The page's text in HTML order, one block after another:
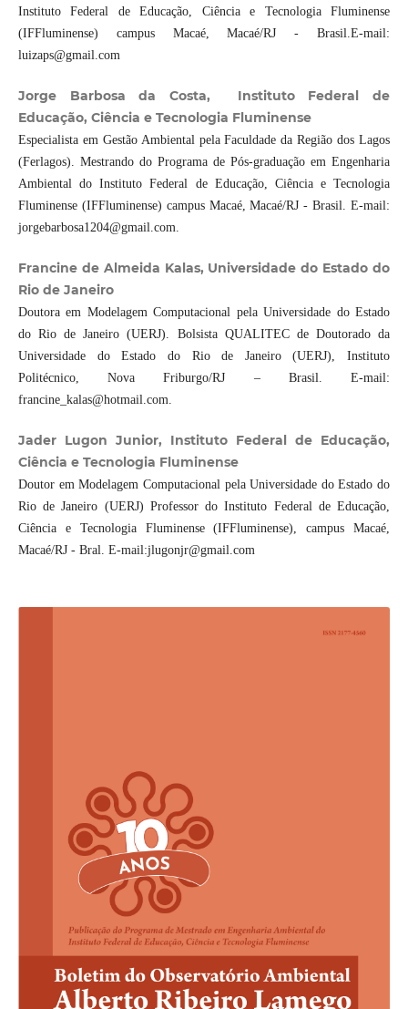
Instituto Federal de Educação, Ciência e Tecnologia Fluminense
(IFFluminense) campus Macaé, Macaé/RJ - Brasil.E-mail:
luizaps@gmail.com
Jorge Barbosa da Costa, Instituto Federal de
Educação, Ciência e Tecnologia Fluminense
Especialista em Gestão Ambiental pela Faculdade da Região dos Lagos
(Ferlagos). Mestrando do Programa de Pós-graduação em Engenharia
Ambiental do Instituto Federal de Educação, Ciência e Tecnologia
Fluminense (IFFluminense) campus Macaé, Macaé/RJ - Brasil. E-mail:
jorgebarbosa1204@gmail.com.
Francine de Almeida Kalas, Universidade do Estado do
Rio de Janeiro
Doutora em Modelagem Computacional pela Universidade do Estado
do Rio de Janeiro (UERJ). Bolsista QUALITEC de Doutorado da
Universidade do Estado do Rio de Janeiro (UERJ), Instituto
Politécnico, Nova Friburgo/RJ – Brasil. E-mail:
francine_kalas@hotmail.com.
Jader Lugon Junior, Instituto Federal de Educação,
Ciência e Tecnologia Fluminense
Doutor em Modelagem Computacional pela Universidade do Estado do
Rio de Janeiro (UERJ) Professor do Instituto Federal de Educação,
Ciência e Tecnologia Fluminense (IFFluminense), campus Macaé,
Macaé/RJ - Bral. E-mail:jlugonjr@gmail.com